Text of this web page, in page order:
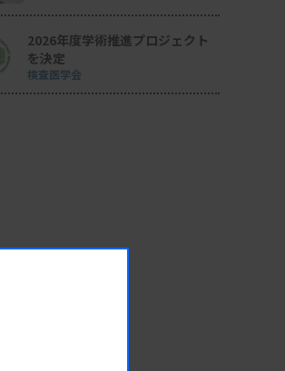
2026年度学術推進プロジェクト
を決定
検査医学会